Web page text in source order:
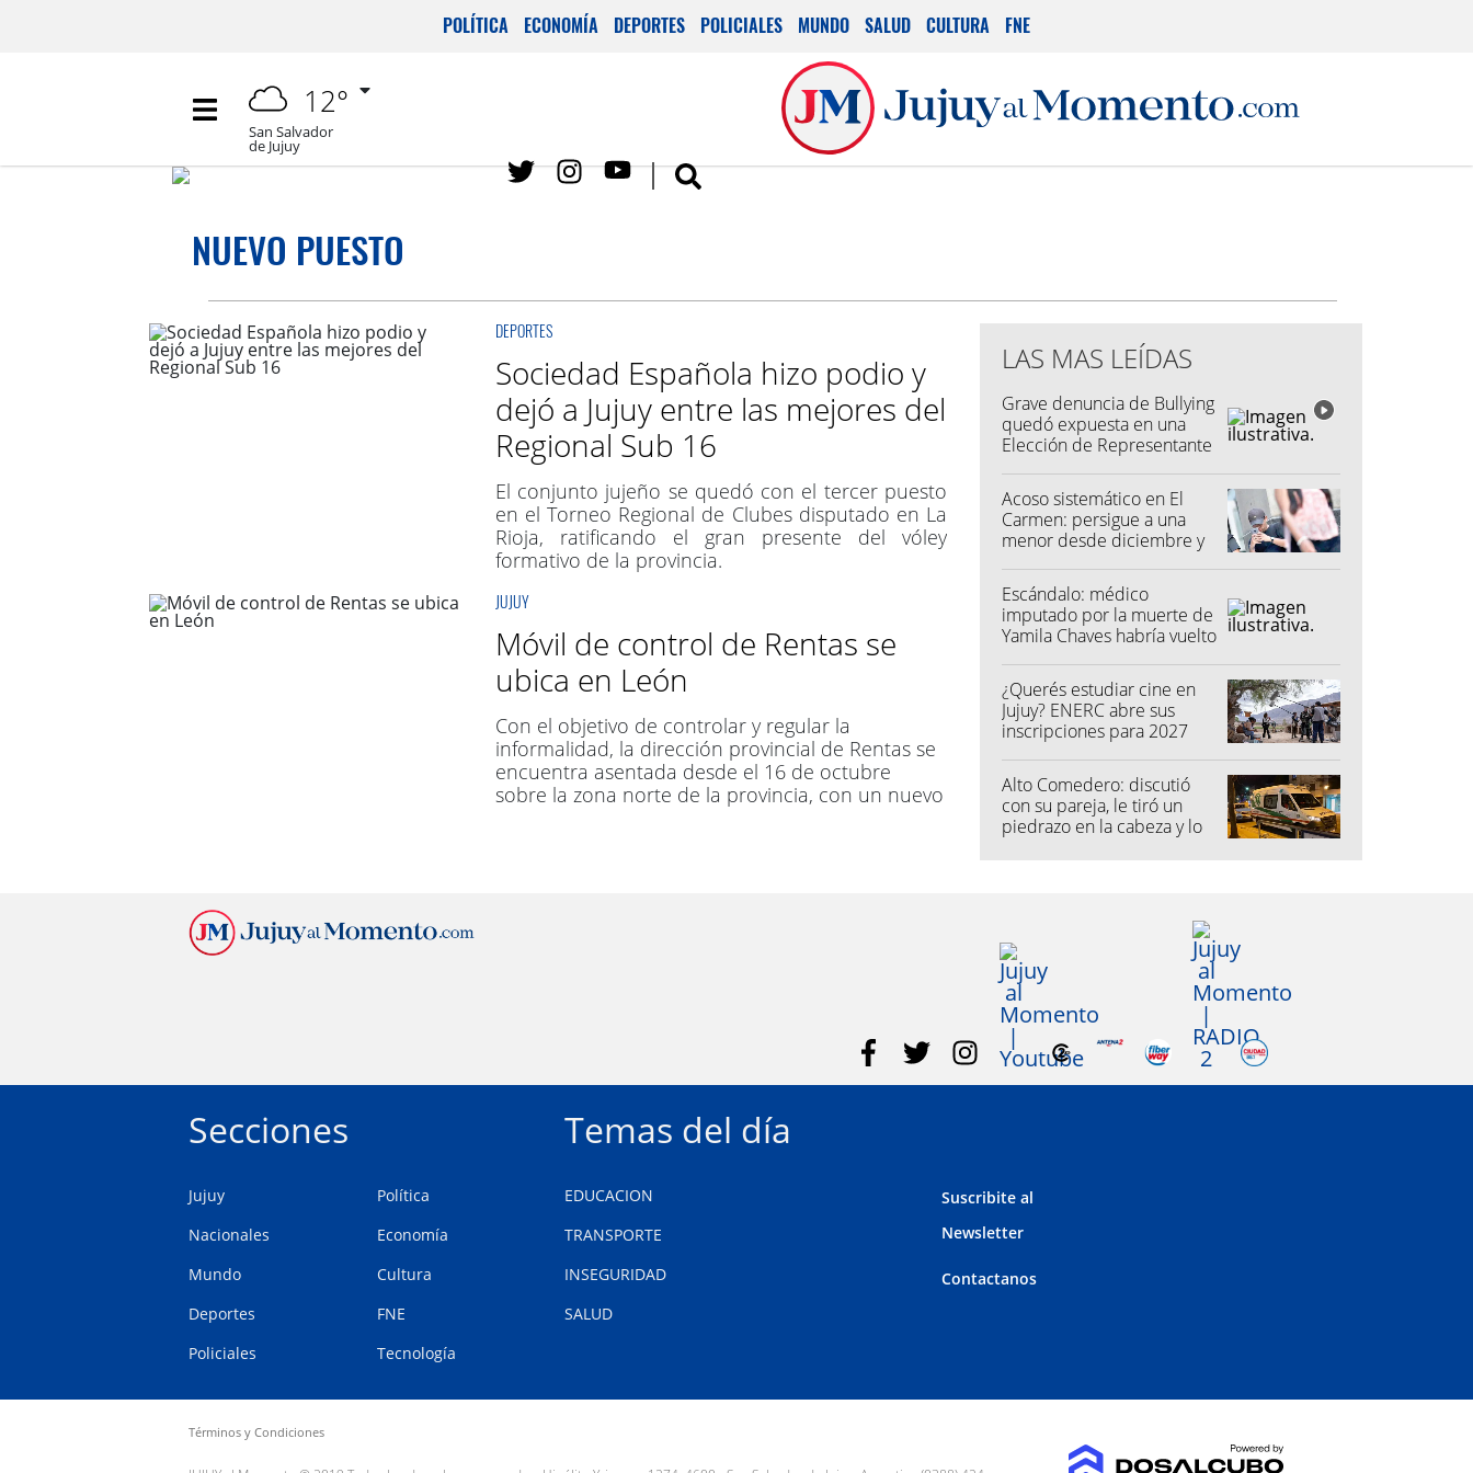
POLÍTICA ECONOMÍA DEPORTES POLICIALES MUNDO SALUD CULTURA FNE
12°
San Salvador
de Jujuy
NUEVO PUESTO
DEPORTES
Sociedad Española hizo podio y
dejó a Jujuy entre las mejores del
Regional Sub 16
El conjunto jujeño se quedó con el tercer puesto
en el Torneo Regional de Clubes disputado en La
Rioja, ratificando el gran presente del vóley
formativo de la provincia.
JUJUY
Móvil de control de Rentas se
ubica en León
Con el objetivo de controlar y regular la
informalidad, la dirección provincial de Rentas se
encuentra asentada desde el 16 de octubre
sobre la zona norte de la provincia, con un nuevo
LAS MAS LEÍDAS
Grave denuncia de Bullying
quedó expuesta en una
Elección de Representante
Acoso sistemático en El
Carmen: persigue a una
menor desde diciembre y
Escándalo: médico
imputado por la muerte de
Yamila Chaves habría vuelto
¿Querés estudiar cine en
Jujuy? ENERC abre sus
inscripciones para 2027
Alto Comedero: discutió
con su pareja, le tiró un
piedrazo en la cabeza y lo
Secciones
Jujuy
Nacionales
Mundo
Deportes
Policiales
Política
Economía
Cultura
FNE
Tecnología
Temas del día
EDUCACION
TRANSPORTE
INSEGURIDAD
SALUD
Suscribite al
Newsletter
Contactanos
Términos y Condiciones